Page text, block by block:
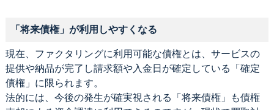
「将来債権」が利用しやすくなる
現在、ファクタリングに利用可能な債権とは、サービスの
提供や納品が完了し請求額や入金日が確定している「確定
債権」に限られます。
法的には、今後の発生が確実視される「将来債権」も債権